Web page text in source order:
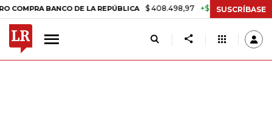
BANCO DE LA REPÚBLICA $ 408.498,97 +$ 8.753,81 +2,19% TASA
SUSCRÍBASE